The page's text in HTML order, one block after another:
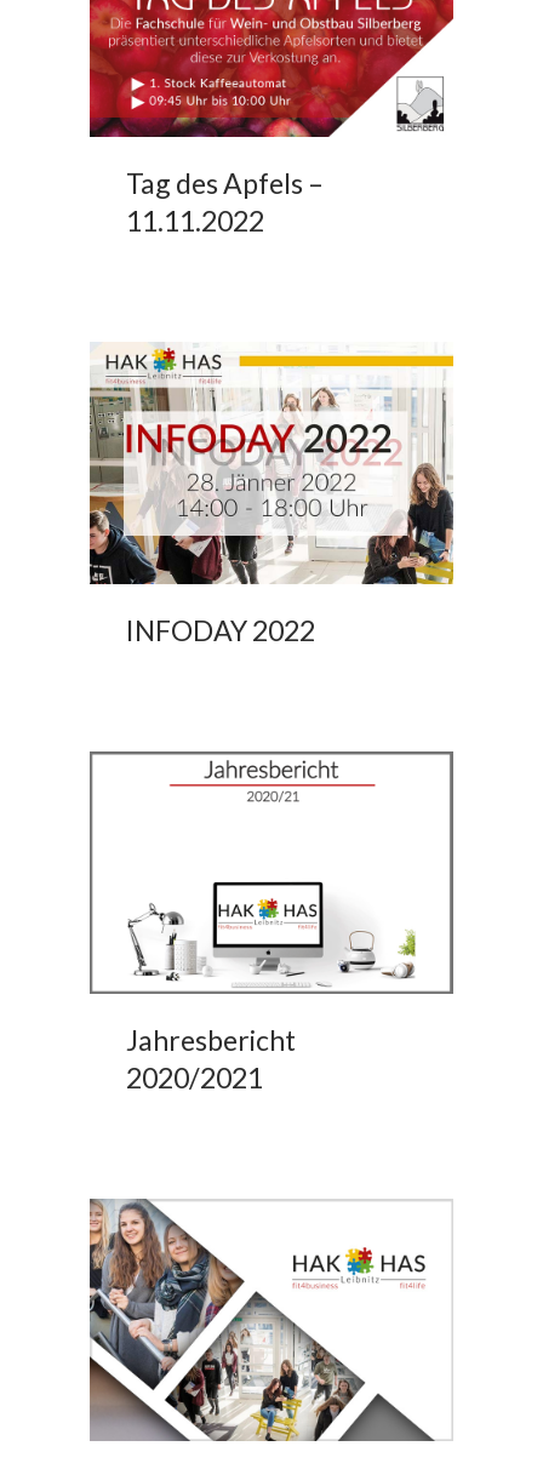
Tag des Apfels –
11.11.2022
INFODAY 2022
Jahresbericht
2020/2021